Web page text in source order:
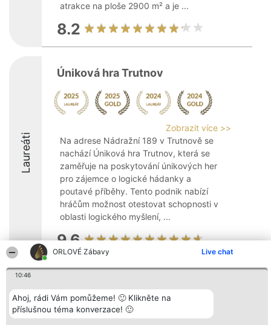
ORLOVÉ Zábavy Live chat
10:46
Ahoj, rádi Vám pomůžeme! 🙂 Klikněte na
příslušnou téma konverzace! 🙂
atrakce na ploše 2900 m² a je ...
8.2
Laureáti
Úniková hra Trutnov
Zobrazit více >>
Na adrese Nádražní 189 v Trutnově se
nachází Úniková hra Trutnov, která se
zaměřuje na poskytování únikových her
pro zájemce o logické hádanky a
poutavé příběhy. Tento podnik nabízí
hráčům možnost otestovat schopnosti v
oblasti logického myšlení, ...
9.6
Bright Side Solutions sp. z o.
o. sp. k.
ul. Ruska 22
Wrocław 50-079
Vítězové
Seznam všech
laureátů
Zásady
Kontakt